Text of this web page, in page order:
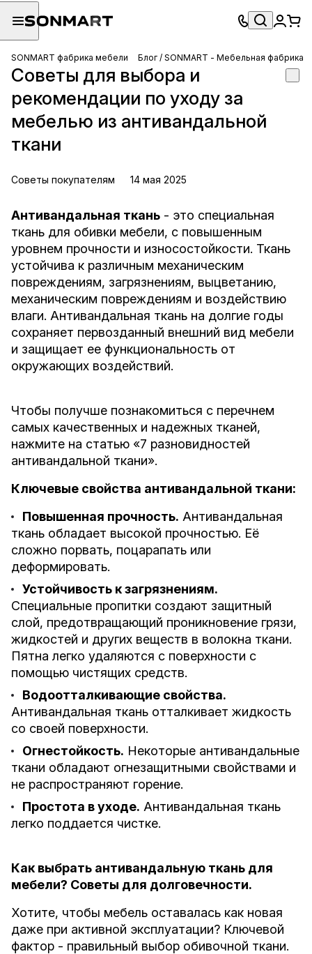
SONMART фабрика мебели Блог / SONMART - Мебельная фабрика
Советы для выбора и
рекомендации по уходу за
мебелью из антивандальной
ткани
Советы покупателям 14 мая 2025
Антивандальная ткань - это специальная
ткань для обивки мебели, с повышенным
уровнем прочности и износостойкости. Ткань
устойчива к различным механическим
повреждениям, загрязнениям, выцветанию,
механическим повреждениям и воздействию
влаги. Антивандальная ткань на долгие годы
сохраняет первозданный внешний вид мебели
и защищает ее функциональность от
окружающих воздействий.
Чтобы получше познакомиться с перечнем
самых качественных и надежных тканей,
нажмите на статью «7 разновидностей
антивандальной ткани».
Ключевые свойства антивандальной ткани:
Повышенная прочность. Антивандальная
ткань обладает высокой прочностью. Её
сложно порвать, поцарапать или
деформировать.
Устойчивость к загрязнениям.
Специальные пропитки создают защитный
слой, предотвращающий проникновение грязи,
жидкостей и других веществ в волокна ткани.
Пятна легко удаляются с поверхности с
помощью чистящих средств.
Водоотталкивающие свойства.
Антивандальная ткань отталкивает жидкость
со своей поверхности.
Огнестойкость. Некоторые антивандальные
ткани обладают огнезащитными свойствами и
не распространяют горение.
Простота в уходе. Антивандальная ткань
легко поддается чистке.
Как выбрать антивандальную ткань для
мебели? Советы для долговечности.
Хотите, чтобы мебель оставалась как новая
даже при активной эксплуатации? Ключевой
фактор - правильный выбор обивочной ткани.